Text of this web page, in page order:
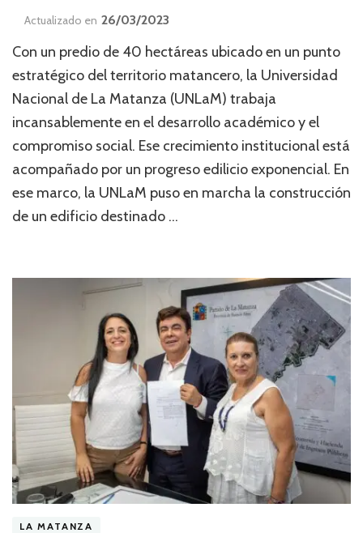
Actualizado en 26/03/2023
Con un predio de 40 hectáreas ubicado en un punto
estratégico del territorio matancero, la Universidad
Nacional de La Matanza (UNLaM) trabaja
incansablemente en el desarrollo académico y el
compromiso social. Ese crecimiento institucional está
acompañado por un progreso edilicio exponencial. En
ese marco, la UNLaM puso en marcha la construcción
de un edificio destinado …
LA MATANZA